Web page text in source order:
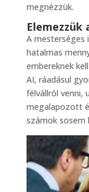
megnézzük.
A mesterséges
hatalmas
embereknek
AI, ráadásul
félvállról venni,
megalapozott
számok sosem